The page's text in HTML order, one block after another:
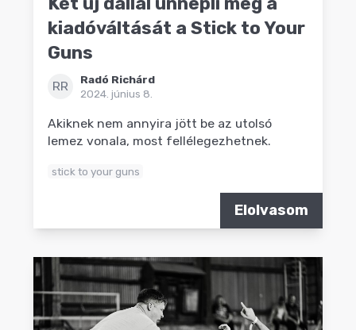
kiadóváltását a Stick to Your
Guns
RR
Radó Richárd
2024. június 8.
Akiknek nem annyira jött be az utolsó
lemez vonala, most fellélegezhetnek.
stick to your guns
Elolvasom